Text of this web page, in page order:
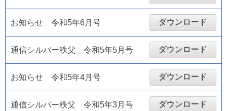
お知らせ 令和5年6月号 ダウンロード
通信シルバー秩父 令和5年5月号 ダウンロード
お知らせ 令和5年4月号 ダウンロード
通信シルバー秩父 令和5年3月号 ダウンロード